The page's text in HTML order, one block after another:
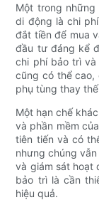
Một trong
di động là chi
đắt tiền để mua
đầu tư đáng kể
chi phí bảo trì
cũng có thể cao,
phụ tùng thay
Một hạn chế
và phần mềm
tiên tiến và có
nhưng chúng
và giám sát hoạt
bảo trì là cần
hiệu quả.